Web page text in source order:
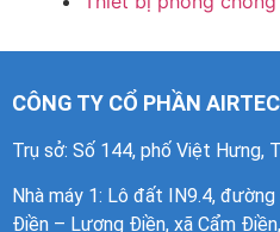
CÔNG TY CỔ PHẦN
Trụ sở: Số 144, phố Việt Hưng,
Nhà máy 1: Lô đất IN9.4, đường
Điền – Lương Điền, xã Cẩm